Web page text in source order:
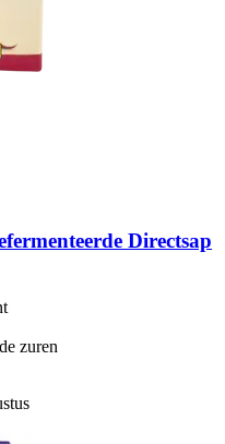
Directsap
zuren